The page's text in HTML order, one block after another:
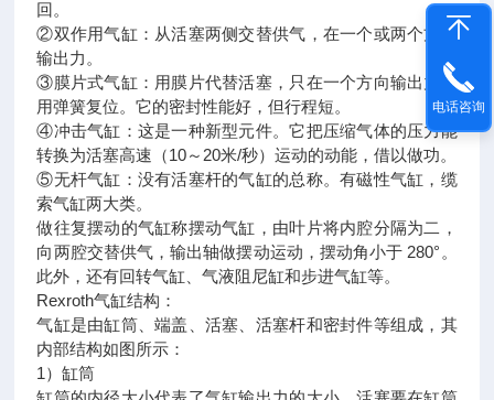
回。
②双作用气缸：从活塞两侧交替供气，在一个或两个方向
输出力。
③膜片式气缸：用膜片代替活塞，只在一个方向输出力，
用弹簧复位。它的密封性能好，但行程短。
④冲击气缸：这是一种新型元件。它把压缩气体的压力能
转换为活塞高速（10～20米/秒）运动的动能，借以做功。
⑤无杆气缸：没有活塞杆的气缸的总称。有磁性气缸，缆
索气缸两大类。
做往复摆动的气缸称摆动气缸，由叶片将内腔分隔为二，
向两腔交替供气，输出轴做摆动运动，摆动角小于 280°。
此外，还有回转气缸、气液阻尼缸和步进气缸等。
Rexroth气缸结构：
气缸是由缸筒、端盖、活塞、活塞杆和密封件等组成，其
内部结构如图所示：
1）缸筒
电话咨询